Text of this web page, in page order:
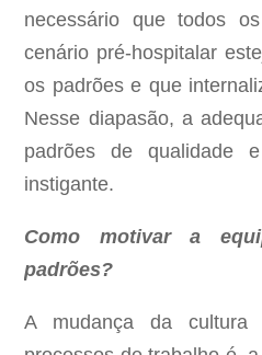
necessário que todos
cenário pré-hospitalar
os padrões e que
Nesse diapasão, a
padrões de qualidade
instigante.
Como motivar a
padrões?
A mudança da cultura